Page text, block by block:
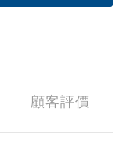
顧客評價